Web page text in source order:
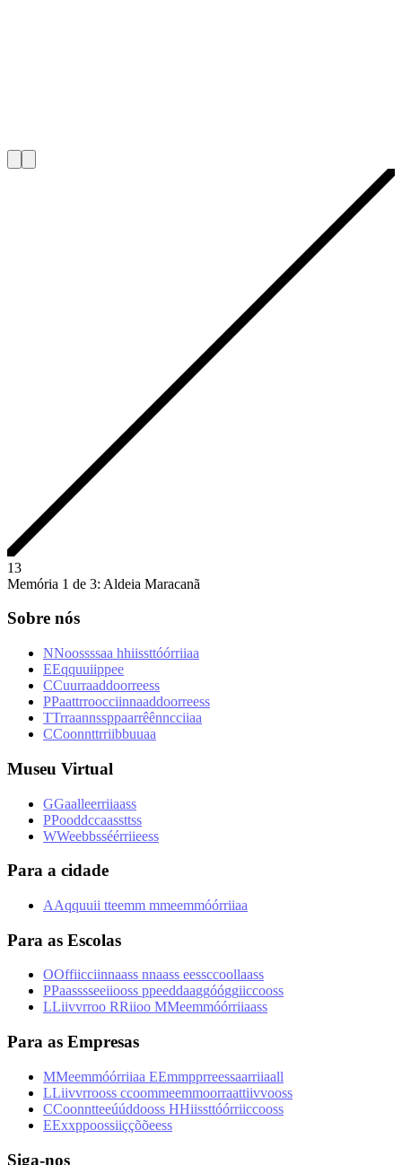
13
Memória 1 de 3: Aldeia Maracanã
Sobre nós
NNoossssaa hhiissttóórriiaa
EEqquuiippee
CCuurraaddoorreess
PPaattrroocciinnaaddoorreess
TTrraannssppaarrêênncciiaa
CCoonnttrriibbuuaa
Museu Virtual
GGaalleerriiaass
PPooddccaassttss
WWeebbsséérriieess
Para a cidade
AAqquuii tteemm mmeemmóórriiaa
Para as Escolas
OOffiicciinnaass nnaass eessccoollaass
PPaasssseeiiooss ppeeddaaggóóggiiccooss
LLiivvrroo RRiioo MMeemmóórriiaass
Para as Empresas
MMeemmóórriiaa EEmmpprreessaarriiaall
LLiivvrrooss ccoommeemmoorraattiivvooss
CCoonntteeúúddooss HHiissttóórriiccooss
EExxppoossiiççõõeess
Siga-nos